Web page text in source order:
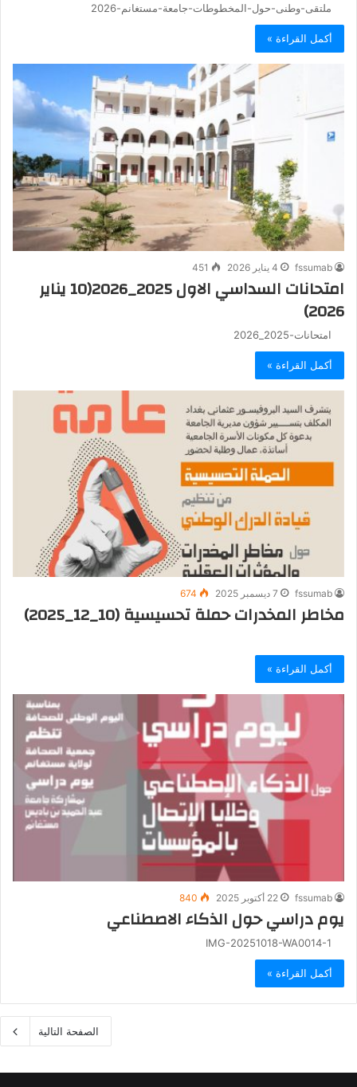
ملتقى-وطنى-حول-المخطوطات-جامعة-مستغانم-2026
أكمل القراءة »
fssumab 4 يناير 2026 451
امتحانات السداسي الاول 2025_2026(10 يناير
2026)
امتحانات-2025_2026
أكمل القراءة »
fssumab 7 ديسمبر 2025 674
مخاطر المخدرات حملة تحسيسية (10_12_2025)
أكمل القراءة »
fssumab 22 أكتوبر 2025 840
يوم دراسي حول الذكاء الاصطناعي
أكمل القراءة »
الصفحة التالية